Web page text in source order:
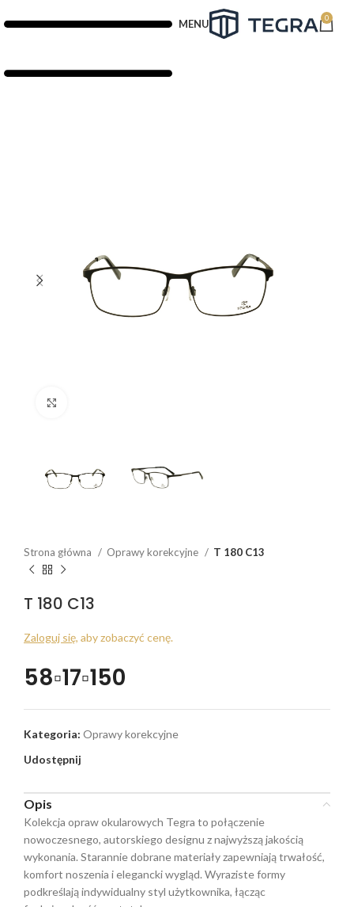
MENU 0
Strona główna Oprawy korekcyjne T 180 C13
T 180 C13
Zaloguj się, aby zobaczyć cenę.
58▫17▫150
Kategoria: Oprawy korekcyjne
Udostępnij
Opis
Kolekcja opraw okularowych Tegra to połączenie
nowoczesnego, autorskiego designu z najwyższą jakością
wykonania. Starannie dobrane materiały zapewniają trwałość,
komfort noszenia i elegancki wygląd. Wyraziste formy
podkreślają indywidualny styl użytkownika, łącząc